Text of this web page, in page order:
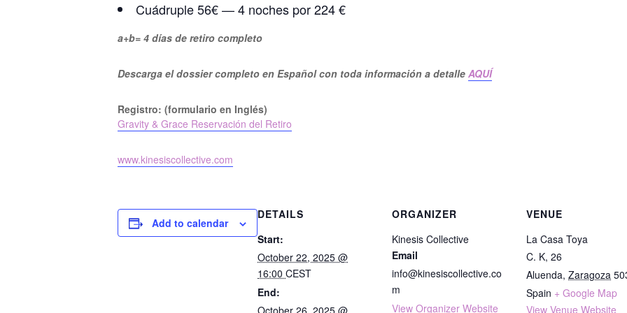
Cuádruple 56€ — 4 noches por 224 €
a+b= 4 días de retiro completo
Descarga el dossier completo en Español con toda información a detalle AQUÍ
Registro: (formulario en Inglés)
Gravity & Grace Reservación del Retiro
www.kinesiscollective.com
Add to calendar
DETAILS
Start:
October 22, 2025 @
16:00 CEST
End:
October 26, 2025 @
ORGANIZER
Kinesis Collective
Email
info@kinesiscollective.co
m
View Organizer Website
VENUE
La Casa Toya
C. K, 26
Aluenda, Zaragoza
Spain + Google Map
View Venue Website